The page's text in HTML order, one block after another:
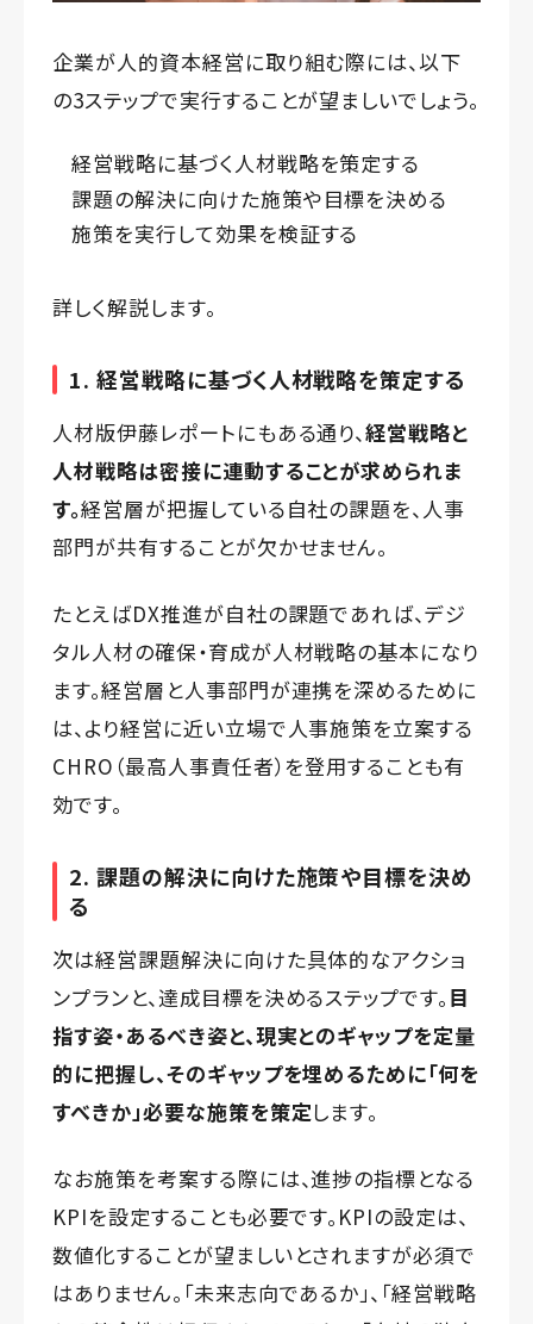
企業が人的資本経営に取り組む際には、以下
の3ステップで実行することが望ましいでしょう。
経営戦略に基づく人材戦略を策定する
課題の解決に向けた施策や目標を決める
施策を実行して効果を検証する
詳しく解説します。
1. 経営戦略に基づく人材戦略を策定する
人材版伊藤レポートにもある通り、経営戦略と
人材戦略は密接に連動することが求められま
す。経営層が把握している自社の課題を、人事
部門が共有することが欠かせません。
たとえばDX推進が自社の課題であれば、デジ
タル人材の確保・育成が人材戦略の基本になり
ます。経営層と人事部門が連携を深めるために
は、より経営に近い立場で人事施策を立案する
CHRO（最高人事責任者）を登用することも有
効です。
2. 課題の解決に向けた施策や目標を決め
る
次は経営課題解決に向けた具体的なアクショ
ンプランと、達成目標を決めるステップです。 目
指す姿・あるべき姿と、現実とのギャップを定量
的に把握し、そのギャップを埋めるために「何を
すべきか」必要な施策を策定します。
なお施策を考案する際には、進捗の指標となる
KPIを設定することも必要です。KPIの設定は、
数値化することが望ましいとされますが必須で
はありません。「未来志向であるか」、「経営戦略